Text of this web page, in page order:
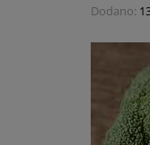
Dodano: